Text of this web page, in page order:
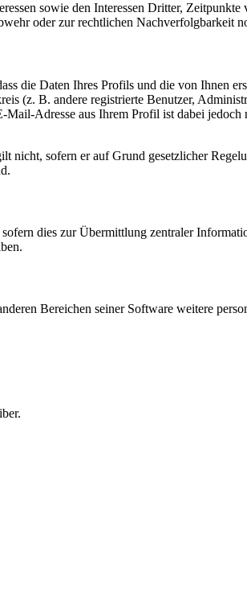
sowie den Interessen Dritter,
oder zur rechtlichen Nachverfolgbarkeit
die Daten Ihres Profils und die von Ihnen
(z. B. andere registrierte Benutzer,
Adresse aus Ihrem Profil ist dabei
sofern er auf Grund gesetzlicher
dies zur Übermittlung zentraler
Bereichen seiner Software weitere